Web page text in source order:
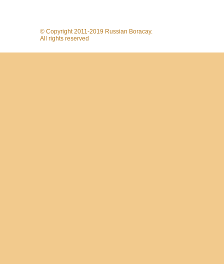
© Copyright 2011-2019 Russian Boracay.
All rights reserved